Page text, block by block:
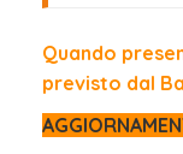
Quando
previsto dal